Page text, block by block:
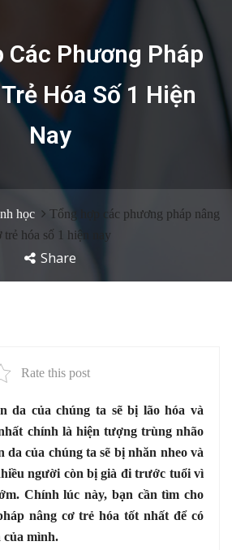
Các Phương Pháp
Hóa Số 1 Hiện
Nay
học
Tổng hợp các phương pháp nâng
trẻ hóa số 1 hiện nay
Share
Rate this post
da của chúng ta sẽ bị lão hóa và
chính là hiện tượng trùng nhão
da của chúng ta sẽ bị nhăn nheo và
người còn bị già đi trước tuổi vì
Chính lúc này, bạn cần tìm cho
nâng cơ trẻ hóa tốt nhất để có
của mình.